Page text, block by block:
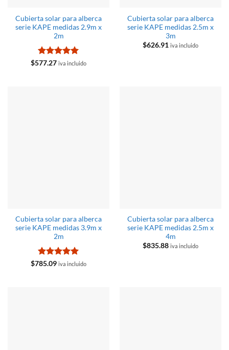
Cubierta solar para alberca
serie KAPE medidas 2.9m x
2m
Valorado
$577.27 iva incluido
Cubierta solar para alberca
serie KAPE medidas 2.5m x
3m
$626.91 iva incluido
Cubierta solar para alberca
serie KAPE medidas 3.9m x
2m
Valorado
$785.09 iva incluido
Cubierta solar para alberca
serie KAPE medidas 2.5m x
4m
$835.88 iva incluido